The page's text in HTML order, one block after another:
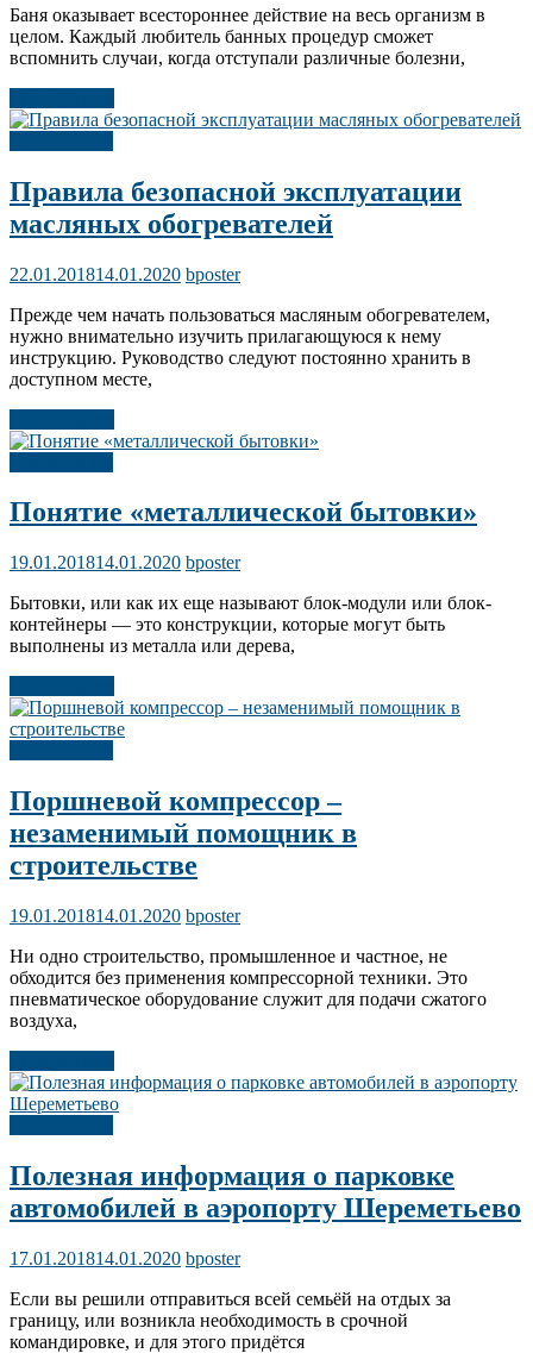
Баня оказывает всестороннее действие на весь организм в
целом. Каждый любитель банных процедур сможет
вспомнить случаи, когда отступали различные болезни,
Правила безопасной эксплуатации
масляных обогревателей
22.01.201814.01.2020 bposter
Прежде чем начать пользоваться масляным обогревателем,
нужно внимательно изучить прилагающуюся к нему
инструкцию. Руководство следуют постоянно хранить в
доступном месте,
Понятие «металлической бытовки»
19.01.201814.01.2020 bposter
Бытовки, или как их еще называют блок-модули или блок-
контейнеры — это конструкции, которые могут быть
выполнены из металла или дерева,
Поршневой компрессор –
незаменимый помощник в
строительстве
19.01.201814.01.2020 bposter
Ни одно строительство, промышленное и частное, не
обходится без применения компрессорной техники. Это
пневматическое оборудование служит для подачи сжатого
воздуха,
Полезная информация о парковке
автомобилей в аэропорту Шереметьево
17.01.201814.01.2020 bposter
Если вы решили отправиться всей семьёй на отдых за
границу, или возникла необходимость в срочной
командировке, и для этого придётся